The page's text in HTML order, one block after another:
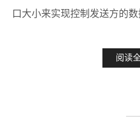
口大小来实现控制发送方的数
阅读